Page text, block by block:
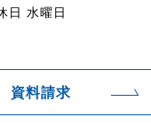
日 水曜日
資料請求